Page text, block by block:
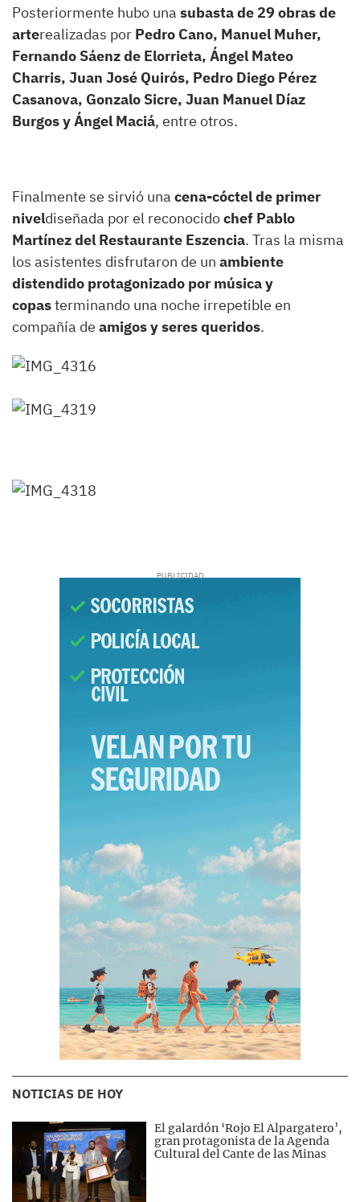
Posteriormente hubo una subasta de 29 obras de
arterealizadas por Pedro Cano, Manuel Muher,
Fernando Sáenz de Elorrieta, Ángel Mateo
Charris, Juan José Quirós, Pedro Diego Pérez
Casanova, Gonzalo Sicre, Juan Manuel Díaz
Burgos y Ángel Maciá, entre otros.
Finalmente se sirvió una cena-cóctel de primer
niveldiseñada por el reconocidochef Pablo
Martínez del Restaurante Eszencia. Tras la misma
los asistentes disfrutaron de un ambiente
distendido protagonizado por música y
copasterminando una noche irrepetible en
compañía de amigos y seres queridos.
NOTICIAS DE HOY
El galardón ‘Rojo El Alpargatero’,
gran protagonista de la Agenda
Cultural del Cante de las Minas